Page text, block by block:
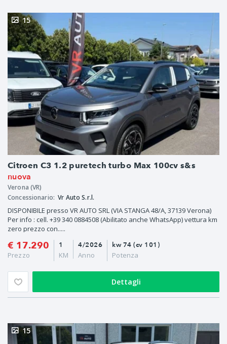
Citroen C3 1.2 puretech turbo Max 100cv s&s
nuova
15
Verona (VR)
Concessionario: Vr Auto S.r.l.
DISPONIBILE presso VR AUTO SRL (VIA STANGA 48/A, 37139 Verona)
Per info : cell. +39 340 0884508 (Abilitato anche WhatsApp) vettura km
zero prezzo con.....
€ 17.290
Prezzo
4/2026
Anno
1
KM
kw 74 (cv 101)
Potenza
Dettagli
15